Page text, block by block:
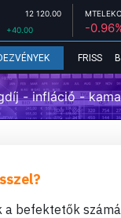
12 120.00
+40.00 -
FRISS
- infláció -
a befektetők